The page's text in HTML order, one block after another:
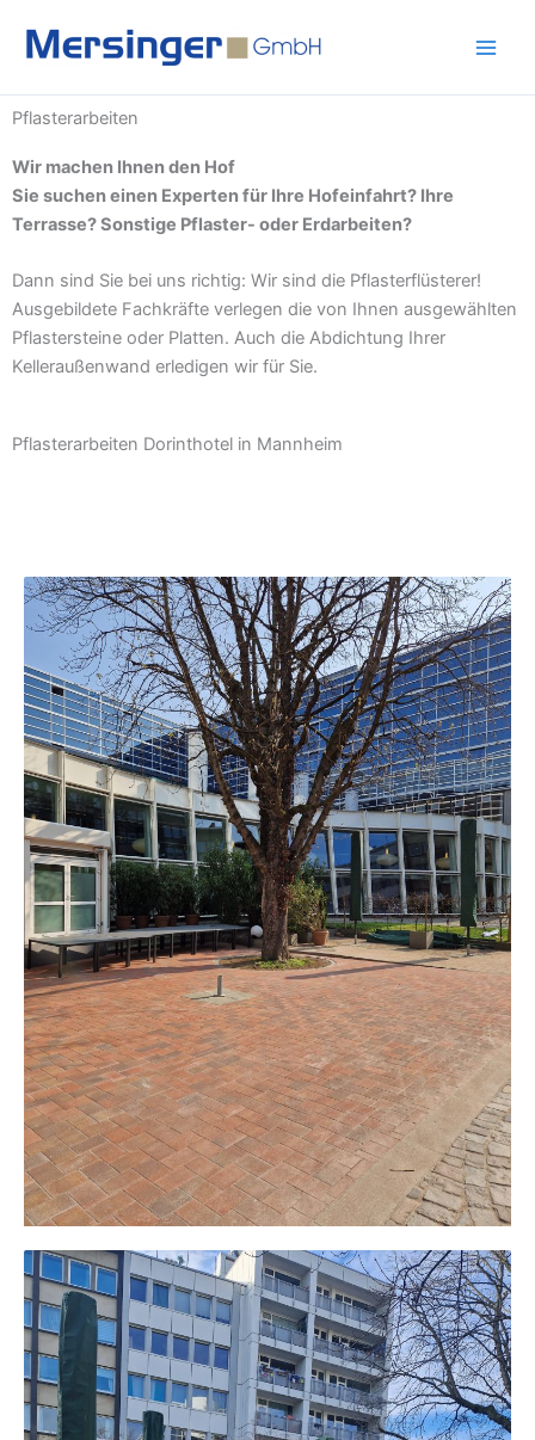
Inhalt
Pflasterarbeiten
Wir machen Ihnen den Hof
Sie suchen einen Experten für Ihre Hofeinfahrt? Ihre
Terrasse? Sonstige Pflaster- oder Erdarbeiten?
Dann sind Sie bei uns richtig: Wir sind die Pflasterflüsterer!
Ausgebildete Fachkräfte verlegen die von Ihnen ausgewählten
Pflastersteine oder Platten. Auch die Abdichtung Ihrer
Kelleraußenwand erledigen wir für Sie.
Pflasterarbeiten Dorinthotel in Mannheim